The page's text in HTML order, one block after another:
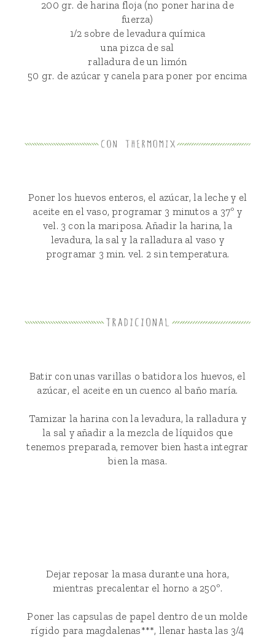
200 gr. de harina floja (no poner harina de
fuerza)
1/2 sobre de levadura química
una pizca de sal
ralladura de un limón
50 gr. de azúcar y canela para poner por encima
Poner los huevos enteros, el azúcar, la leche y el
aceite en el vaso, programar 3 minutos a 37º y
vel. 3 con la mariposa. Añadir la harina, la
levadura, la sal y la ralladura al vaso y
programar 3 min. vel. 2 sin temperatura.
Batir con unas varillas o batidora los huevos, el
azúcar, el aceite en un cuenco al baño maría.
Tamizar la harina con la levadura, la ralladura y
la sal y añadir a la mezcla de líquidos que
tenemos preparada, remover bien hasta integrar
bien la masa.
Dejar reposar la masa durante una hora,
mientras precalentar el horno a 250º.
Poner las capsulas de papel dentro de un molde
rígido para magdalenas***, llenar hasta las 3/4